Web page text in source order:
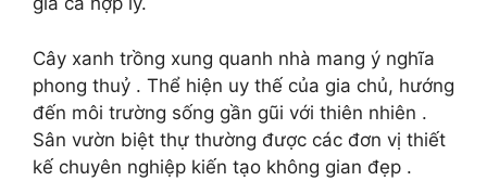
Cây xanh trồng xung quanh nhà mang ý nghĩa
phong thuỷ . Thể hiện uy thế của gia chủ, hướng
đến môi trường sống gần gũi với thiên nhiên .
Sân vườn biệt thự thường được các đơn vị thiết
kế chuyên nghiệp kiến tạo không gian đẹp .